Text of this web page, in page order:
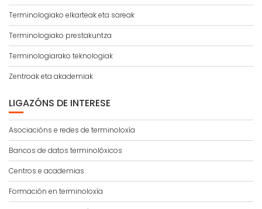
Terminologiako elkarteak eta sareak
Terminologiako prestakuntza
Terminologiarako teknologiak
Zentroak eta akademiak
LIGAZÓNS DE INTERESE
Asociacións e redes de terminoloxía
Bancos de datos terminolóxicos
Centros e academias
Formación en terminoloxía